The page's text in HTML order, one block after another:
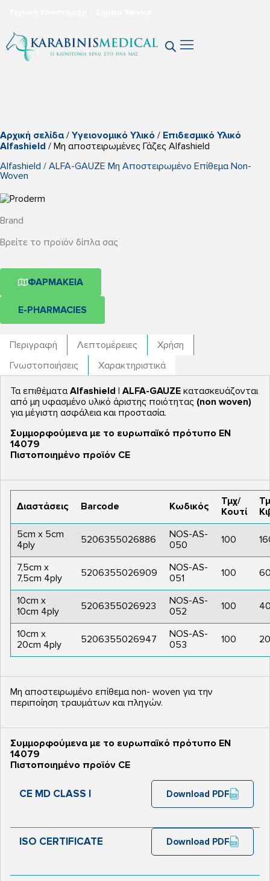
Αρχική σελίδα / Yγειονομικό Yλικό / Επιδεσμικό Υλικό
Alfashield / Μη αποστειρωμένες Γάζες Alfashield
Alfashield / ALFA-GAUZE Μη Αποστειρωμένο Επίθεμα Non-
Woven
Brand
Βρείτε το προϊόν δίπλα σας
ΦΑΡΜΑΚΕΙΑ
E-PHARMACIES
Περιγραφή Λεπτομέρειες
Χρήση
Γνωστοποιήσεις
Χαρακτηριστικά
Τα επιθέματαAlfashield | ALFA-GAUZE κατασκευάζονται
από μη υφασμένο υλικό άριστης ποιότητας (non woven)
για μέγιστη ασφάλεια και προστασία.
Συμμορφούμενα με το ευρωπαϊκό πρότυπο ΕΝ
14079
Πιστοποιημένο προϊόν CE
Διαστάσεις Barcode Κωδικός
Τμχ/
Κουτί
5cm x 5cm
4ply
5206355026886
NOS-AS-
050
100
7,5cm x
7,5cm 4ply
5206355026909
NOS-AS-
051
100
10cm x
10cm 4ply
5206355026923
NOS-AS-
052
100
10cm x
20cm 4ply
5206355026947
NOS-AS-
053
100
Μη αποστειρωμένο επίθεμα non- woven για την
περιποίηση τραυμάτων και πληγών.
Συμμορφούμενα με το ευρωπαϊκό πρότυπο ΕΝ
14079
Πιστοποιημένο προϊόν CE
CE MD CLASS I Download PDF
ISO CERTIFICATE Download PDF